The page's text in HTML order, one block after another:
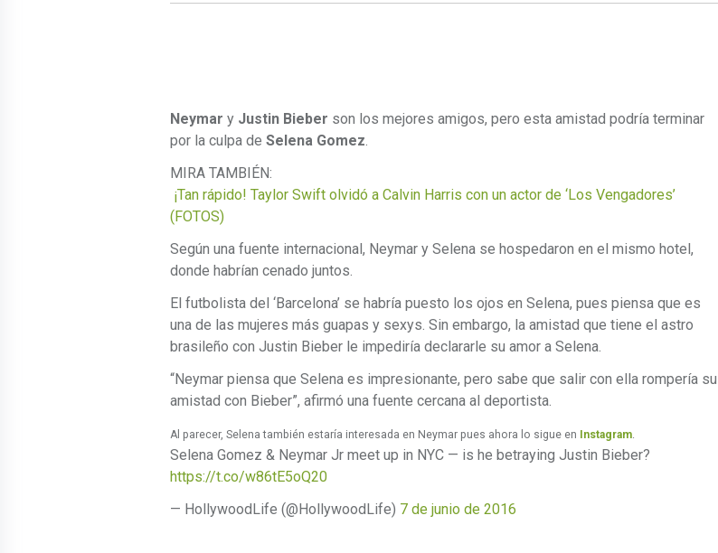
Neymar y Justin Bieber son los mejores amigos, pero esta amistad podría terminar
por la culpa de Selena Gomez.
MIRA TAMBIÉN:
¡Tan rápido! Taylor Swift olvidó a Calvin Harris con un actor de ‘Los Vengadores’
(FOTOS)
Según una fuente internacional, Neymar y Selena se hospedaron en el mismo hotel,
donde habrían cenado juntos.
El futbolista del ‘Barcelona’ se habría puesto los ojos en Selena, pues piensa que es
una de las mujeres más guapas y sexys. Sin embargo, la amistad que tiene el astro
brasileño con Justin Bieber le impediría declararle su amor a Selena.
“Neymar piensa que Selena es impresionante, pero sabe que salir con ella rompería su
amistad con Bieber”, afirmó una fuente cercana al deportista.
Al parecer, Selena también estaría interesada en Neymar pues ahora lo sigue en Instagram.
Selena Gomez & Neymar Jr meet up in NYC — is he betraying Justin Bieber?
https://t.co/w86tE5oQ20
— HollywoodLife (@HollywoodLife) 7 de junio de 2016